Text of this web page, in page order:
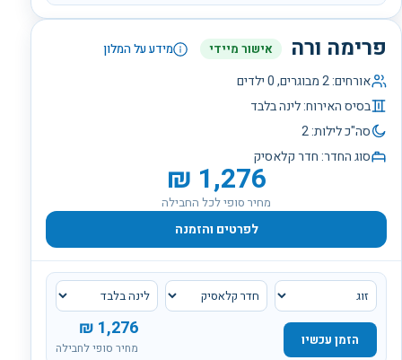
פרימה ורה אישור מיידי מידע על המלון
אורחים:2מבוגרים,0ילדים
בסיס האירוח:לינה בלבד
סה"כ לילות:2
סוג החדר:חדר קלאסיק
1,276
₪
מחיר סופי לכל החבילה
לפרטים והזמנה
1,276
₪
מחיר סופי לחבילה
הזמן עכשיו